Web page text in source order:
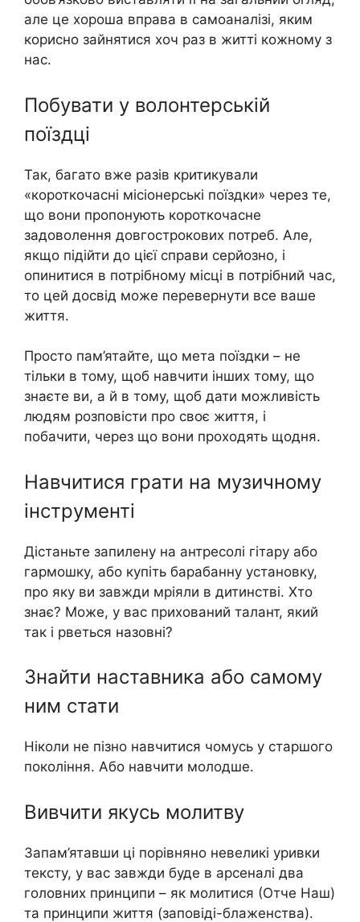
але це хороша вправа в самоаналізі, яким
корисно зайнятися хоч раз в житті кожному з
нас.
Побувати у волонтерській
поїздці
Так, багато вже разів критикували
«короткочасні місіонерські поїздки» через те,
що вони пропонують короткочасне
задоволення довгострокових потреб. Але,
якщо підійти до цієї справи серйозно, і
опинитися в потрібному місці в потрібний час,
то цей досвід може перевернути все ваше
життя.
Просто пам’ятайте, що мета поїздки – не
тільки в тому, щоб навчити інших тому, що
знаєте ви, а й в тому, щоб дати можливість
людям розповісти про своє життя, і
побачити, через що вони проходять щодня.
Навчитися грати на музичному
інструменті
Дістаньте запилену на антресолі гітару або
гармошку, або купіть барабанну установку,
про яку ви завжди мріяли в дитинстві. Хто
знає? Може, у вас прихований талант, який
так і рвeться назовні?
Знайти наставника або самому
ним стати
Ніколи не пізно навчитися чомусь у старшого
покоління. Або навчити молодше.
Вивчити якусь молитву
Запам’ятавши ці порівняно невеликі уривки
тексту, у вас завжди буде в арсеналі два
головних принципи – як молитися (Отче Наш)
та принципи життя (заповіді-блaженства).